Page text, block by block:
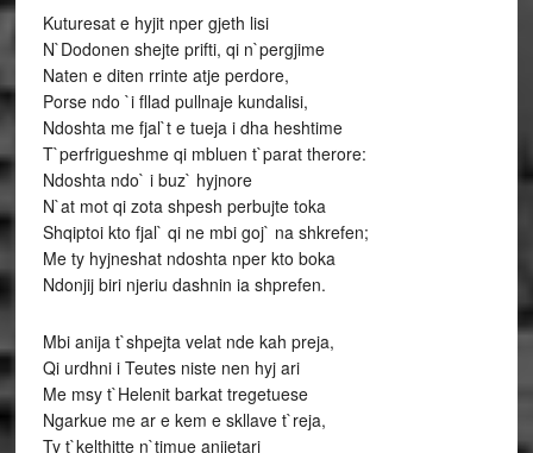
Kuturesat e hyjit nper gjeth lisi
N`Dodonen shejte prifti, qi n`pergjime
Naten e diten rrinte atje perdore,
Porse ndo `i fllad pullnaje kundalisi,
Ndoshta me fjal`t e tueja i dha heshtime
T`perfrigueshme qi mbluen t`parat therore:
Ndoshta ndo` i buz` hyjnore
N`at mot qi zota shpesh perbujte toka
Shqiptoi kto fjal` qi ne mbi goj` na shkrefen;
Me ty hyjneshat ndoshta nper kto boka
Ndonjij biri njeriu dashnin ia shprefen.
Mbi anija t`shpejta velat nde kah preja,
Qi urdhni i Teutes niste nen hyj ari
Me msy t`Helenit barkat tregetuese
Ngarkue me ar e kem e skllave t`reja,
Ty t`kelthitte n`timue anijetari